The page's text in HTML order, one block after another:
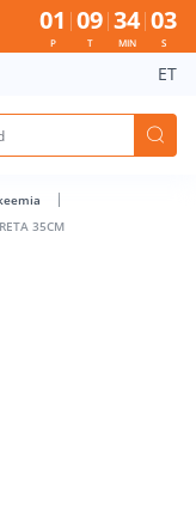
- Bauhof has
01
P
09
T
34
MIN
03
S
ET
35CM